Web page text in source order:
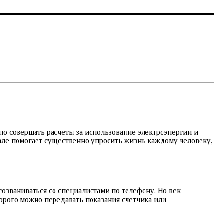
совершать расчеты за использование электроэнергии и
помогает существенно упросить жизнь каждому человеку,
со специалистами по телефону. Но век
можно передавать показания счетчика или